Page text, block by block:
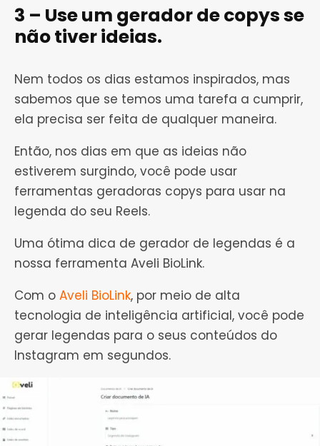
3 – Use um gerador de copys se
não tiver ideias.
Nem todos os dias estamos inspirados, mas
sabemos que se temos uma tarefa a cumprir,
ela precisa ser feita de qualquer maneira.
Então, nos dias em que as ideias não
estiverem surgindo, você pode usar
ferramentas geradoras copys para usar na
legenda do seu Reels.
Uma ótima dica de gerador de legendas é a
nossa ferramenta Aveli BioLink.
Com o Aveli BioLink, por meio de alta
tecnologia de inteligência artificial, você pode
gerar legendas para o seus conteúdos do
Instagram em segundos.